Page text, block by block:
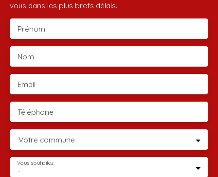
vous dans les plus brefs délais.
Prénom
Nom
Email
Téléphone
Votre commune
-
Vous souhaitez